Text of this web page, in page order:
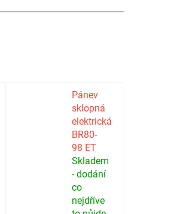
Pánev
sklopná
elektrická
BR80-
98 ET
Skladem
- dodání
co
nejdříve